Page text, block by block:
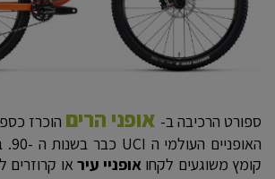
ספורט הרכיבה ב- אופני הרים הוכרז
קומץ משוגעים לקחו אופניי עיר או קרוזרים